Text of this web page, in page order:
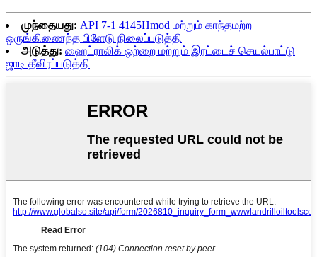
முந்தையது: API 7-1 4145Hmod மற்றும் காந்தமற்ற
ஒருங்கிணைந்த பிளேடு நிலைப்படுத்தி
அடுத்து: ஹைட்ராலிக் ஒற்றை மற்றும் இரட்டைச் செயல்பாட்டு
ஜாடி தீவிரப்படுத்தி